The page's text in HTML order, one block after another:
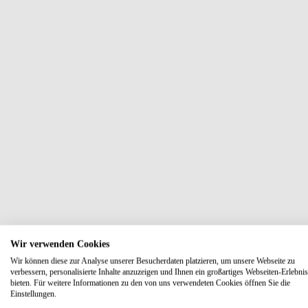
Wir verwenden Cookies
Wir können diese zur Analyse unserer Besucherdaten platzieren, um unsere Webseite zu
verbessern, personalisierte Inhalte anzuzeigen und Ihnen ein großartiges Webseiten-
bieten. Für weitere Informationen zu den von uns verwendeten Cookies öffnen Sie die
Einstellungen.